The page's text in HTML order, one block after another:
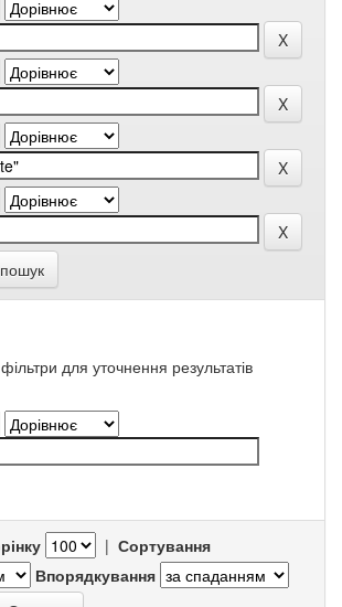
для уточнення результатів
| Сортування
Впорядкування